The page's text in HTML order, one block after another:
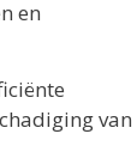
en
van